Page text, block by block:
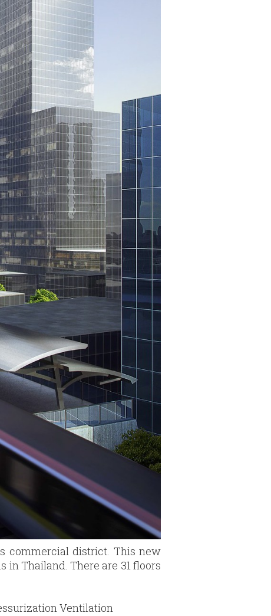
commercial district. This new
in Thailand. There are 31 floors
Ventilation